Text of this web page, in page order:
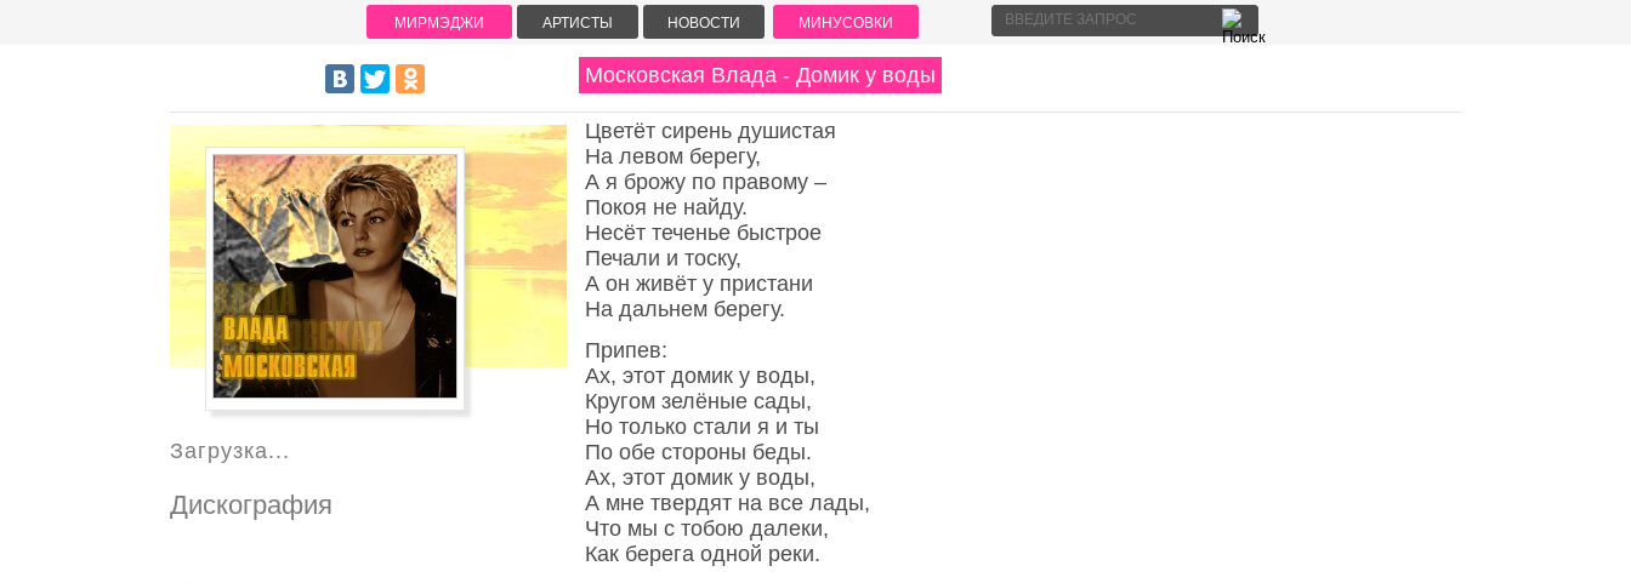
Московская Влада - Домик у воды
Цветёт сирень душистая
На левом берегу,
А я брожу по правому –
Покоя не найду.
Несёт теченье быстрое
Печали и тоску,
А он живёт у пристани
На дальнем берегу.
Припев:
Ах, этот домик у воды,
Кругом зелёные сады,
Но только стали я и ты
По обе стороны беды.
Ах, этот домик у воды,
А мне твердят на все лады,
Что мы с тобою далеки,
Как берега одной реки.
Загрузка...
Дискография
МИРМЭДЖИ АРТИСТЫ НОВОСТИ МИНУСОВКИ